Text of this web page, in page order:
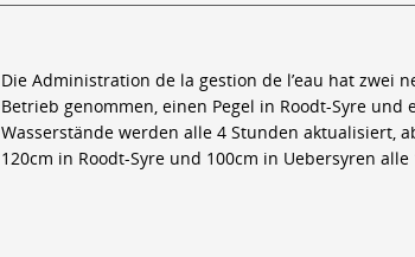
Die Administration de la gestion de l’eau hat zwei
Betrieb genommen, einen Pegel in Roodt-Syre und
Wasserstände werden alle 4 Stunden aktualisiert,
120cm in Roodt-Syre und 100cm in Uebersyren